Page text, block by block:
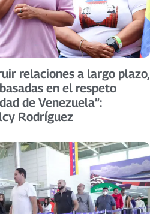
relaciones a largo plazo,
en el respeto
de Venezuela”:
Rodríguez